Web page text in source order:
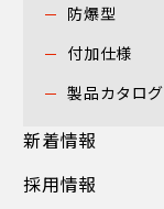
防爆型
付加仕様
製品カタログ
新着情報
採用情報